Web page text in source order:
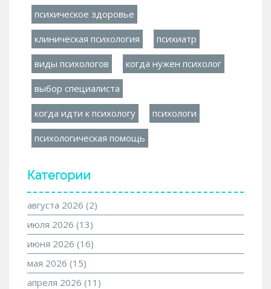
психическое здоровье
клиническая психология психиатр
виды психологов когда нужен психолог
выбор специалиста
когда идти к психологу психологи
психологическая помощь
Категории
августа 2026 (2)
июля 2026 (13)
июня 2026 (16)
мая 2026 (15)
апреля 2026 (11)